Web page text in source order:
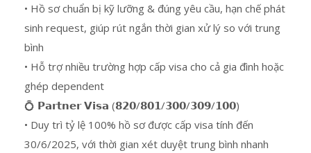
• Hồ sơ chuẩn bị kỹ lưỡng & đúng yêu cầu, hạn chế phát
sinh request, giúp rút ngắn thời gian xử lý so với trung
bình
• Hỗ trợ nhiều trường hợp cấp visa cho cả gia đình hoặc
ghép dependent
💍 𝗣𝗮𝗿𝘁𝗻𝗲𝗿 𝗩𝗶𝘀𝗮 (𝟴𝟮𝟬/𝟴𝟬𝟭/𝟯𝟬𝟬/𝟯𝟬𝟵/𝟭𝟬𝟬)
• Duy trì tỷ lệ 100% hồ sơ được cấp visa tính đến
30/6/2025, với thời gian xét duyệt trung bình nhanh